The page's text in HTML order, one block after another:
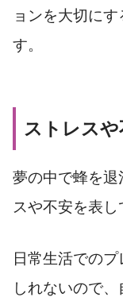
ョンを大切に
す。
ストレス
夢の中で蜂を退
スや不安を表し
日常生活での
しれないので